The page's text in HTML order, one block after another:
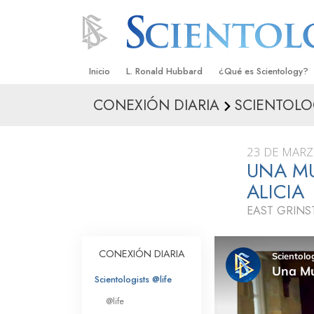
Inicio L. Ronald Hubbard ¿Qué es Scientology?
Creencias y Prácticas
Qué dicen los
Scientology
Conoce a un
Los Principios
Una Introducción a
CONEXIÓN DIARIA
23 DE
UNA
ALICIA
EAST
CONEXIÓN DIARIA
Scientologists @life
@life